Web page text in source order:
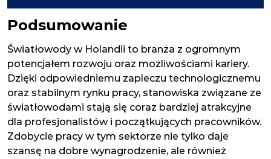
Podsumowanie
Światłowody w Holandii to branża z ogromnym
potencjałem rozwoju oraz możliwościami kariery.
Dzięki odpowiedniemu zapleczu technologicznemu
oraz stabilnym rynku pracy, stanowiska związane ze
światłowodami stają się coraz bardziej atrakcyjne
dla profesjonalistów i początkujących pracowników.
Zdobycie pracy w tym sektorze nie tylko daje
szansę na dobre wynagrodzenie, ale również